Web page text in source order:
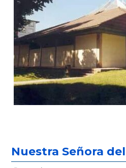
Nuestra Señora